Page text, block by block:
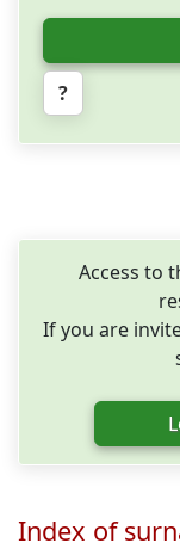
?
Access to
If you are
Index of